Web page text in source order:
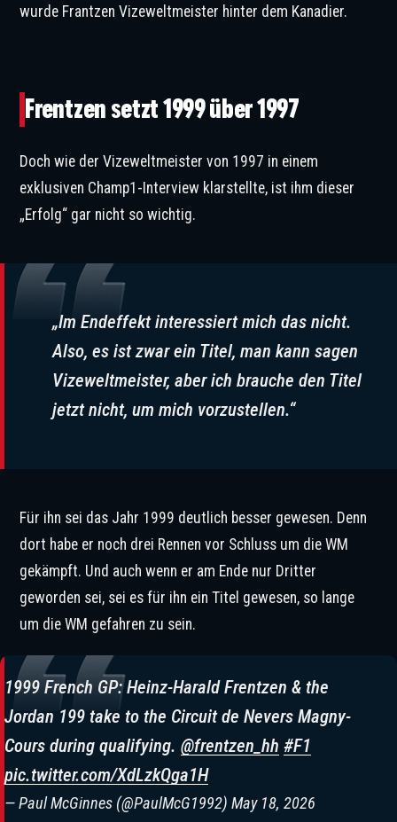
wurde Frantzen Vizeweltmeister hinter dem Kanadier.
Frentzen setzt 1999 über 1997
Doch wie der Vizeweltmeister von 1997 in einem
exklusiven Champ1-Interview klarstellte, ist ihm dieser
„Erfolg“ gar nicht so wichtig.
„Im Endeffekt interessiert mich das nicht.
Also, es ist zwar ein Titel, man kann sagen
Vizeweltmeister, aber ich brauche den Titel
jetzt nicht, um mich vorzustellen.“
Für ihn sei das Jahr 1999 deutlich besser gewesen. Denn
dort habe er noch drei Rennen vor Schluss um die WM
gekämpft. Und auch wenn er am Ende nur Dritter
geworden sei, sei es für ihn ein Titel gewesen, so lange
um die WM gefahren zu sein.
1999 French GP: Heinz-Harald Frentzen & the
Jordan 199 take to the Circuit de Nevers Magny-
Cours during qualifying. @frentzen_hh #F1
pic.twitter.com/XdLzkQga1H
— Paul McGinnes (@PaulMcG1992) May 18, 2026